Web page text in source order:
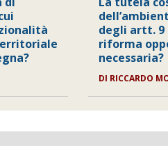
degli artt. 9
riforma
necessaria?
DI RICCARDO